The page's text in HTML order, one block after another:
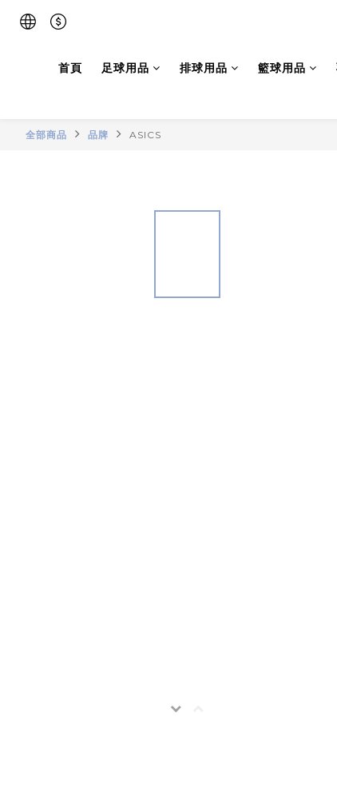
首頁 足球用品 排球用品 籃球用品
全部商品 品牌 ASICS